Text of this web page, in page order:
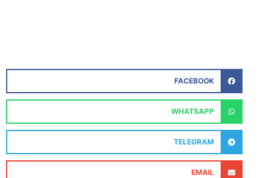
FACEBOOK
WHATSAPP
TELEGRAM